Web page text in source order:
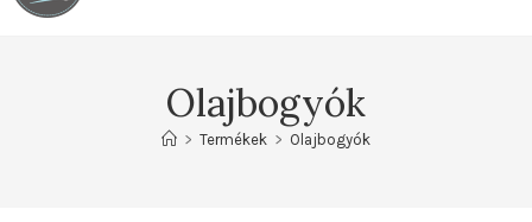
Olajbogyók
> Termékek > Olajbogyók